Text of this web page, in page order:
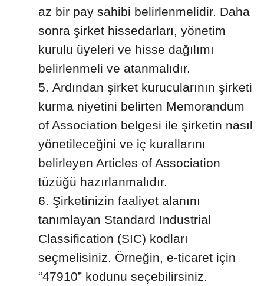
az bir pay sahibi belirlenmelidir. Daha
sonra şirket hissedarları, yönetim
kurulu üyeleri ve hisse dağılımı
belirlenmeli ve atanmalıdır.
Ardından şirket kurucularının şirketi
kurma niyetini belirten Memorandum
of Association belgesi ile şirketin nasıl
yönetileceğini ve iç kurallarını
belirleyen Articles of Association
tüzüğü hazırlanmalıdır.
Şirketinizin faaliyet alanını
tanımlayan Standard Industrial
Classification (SIC) kodları
seçmelisiniz. Örneğin, e-ticaret için
“47910” kodunu seçebilirsiniz.